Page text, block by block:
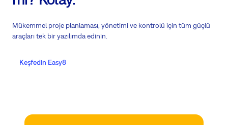
Mükemmel proje planlaması, yönetimi ve kontrolü için tüm güçlü
araçları tek bir yazılımda edinin.
Keşfedin Easy8